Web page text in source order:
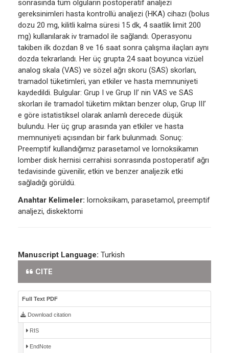
sonrasında tüm olguların postoperatif analjezi
gereksinimleri hasta kontrollü analjezi (HKA) cihazı (bolus
dozu 20 mg, kilitli kalma süresi 15 dk, 4 saatlik limit 200
mg) kullanılarak iv tramadol ile sağlandı. Operasyonu
takiben ilk dozdan 8 ve 16 saat sonra çalışma ilaçları aynı
dozda tekrarlandı. Her üç grupta 24 saat boyunca vizüel
analog skala (VAS) ve sözel ağrı skoru (SAS) skorları,
tramadol tüketimleri, yan etkiler ve hasta memnuniyeti
kaydedildi. Bulgular: Grup I ve Grup II’ nin VAS ve SAS
skorları ile tramadol tüketim miktarı benzer olup, Grup III’
e göre istatistiksel olarak anlamlı derecede düşük
bulundu. Her üç grup arasında yan etkiler ve hasta
memnuniyeti açısından bir fark bulunmadı. Sonuç:
Preemptif kullandığımız parasetamol ve lornoksikamın
lomber disk hernisi cerrahisi sonrasında postoperatif ağrı
tedavisinde güvenilir, etkin ve benzer analjezik etki
sağladığı görüldü.
Anahtar Kelimeler: lornoksikam, parasetamol, preemptif
analjezi, diskektomi
Manuscript Language: Turkish
CITE
Full Text PDF
Download citation
RIS
EndNote